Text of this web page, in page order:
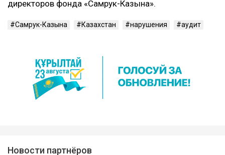
директоров фонда «Самрук-Казына».
Самрук-Казына Казахстан нарушения аудит